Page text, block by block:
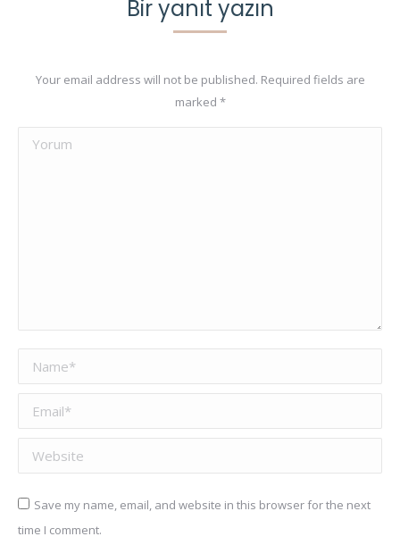
Bir yanıt yazın
Your email address will not be published. Required fields are
marked *
Yorum
Name *
Email *
Website
Save my name, email, and website in this browser for the next
time I comment.